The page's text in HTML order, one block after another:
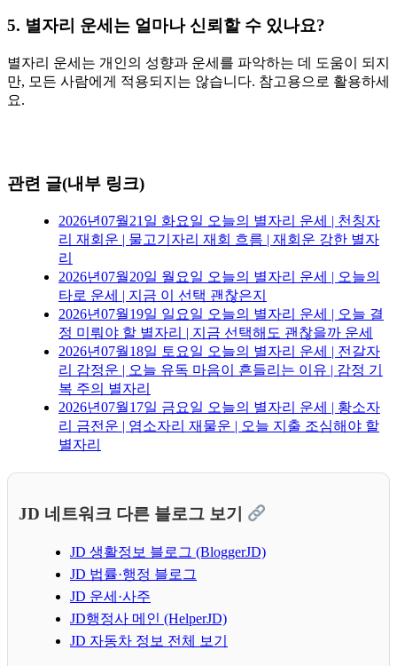
5. 별자리 운세는 얼마나 신뢰할 수 있나요?
별자리 운세는 개인의 성향과 운세를 파악하는 데 도움이 되지
만, 모든 사람에게 적용되지는 않습니다. 참고용으로 활용하세
요.
관련 글(내부 링크)
2026년07월21일 화요일 오늘의 별자리 운세 | 천칭자
리 재회운 | 물고기자리 재회 흐름 | 재회운 강한 별자
리
2026년07월20일 월요일 오늘의 별자리 운세 | 오늘의
타로 운세 | 지금 이 선택 괜찮은지
2026년07월19일 일요일 오늘의 별자리 운세 | 오늘 결
정 미뤄야 할 별자리 | 지금 선택해도 괜찮을까 운세
2026년07월18일 토요일 오늘의 별자리 운세 | 전갈자
리 감정운 | 오늘 유독 마음이 흔들리는 이유 | 감정 기
복 주의 별자리
2026년07월17일 금요일 오늘의 별자리 운세 | 황소자
리 금전운 | 염소자리 재물운 | 오늘 지출 조심해야 할
별자리
JD 네트워크 다른 블로그 보기
JD 생활정보 블로그 (BloggerJD)
JD 법률·행정 블로그
JD 운세·사주
JD행정사 메인 (HelperJD)
JD 자동차 정보 전체 보기